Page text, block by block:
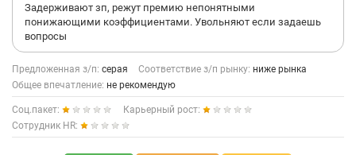
Задерживают зп, режут премию непонятными
понижающими коэффициентами. Увольняют если задаешь
вопросы
Предложенная з/п: серая Соответствие з/п рынку: ниже рынка
Общее впечатление: не рекомендую
Соц.пакет:
Карьерный рост:
Сотрудник HR: